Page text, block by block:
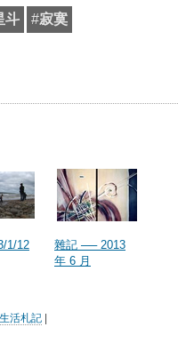
斗 #寂寞
1/12
雜記 ── 2013
年 6 月
生活札記